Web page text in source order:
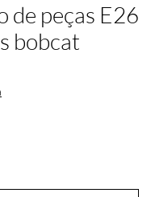
de peças E26
bobcat